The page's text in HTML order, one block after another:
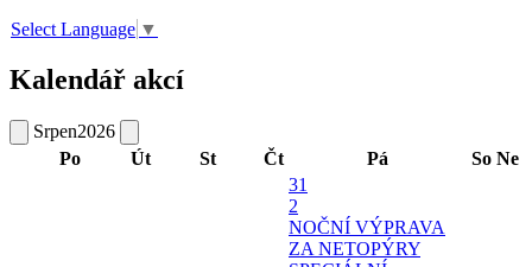
Select Language ▼
Kalendář akcí
Srpen2026
Po
Út St Čt Pá So Ne
31
2
NOČNÍ VÝPRAVA
ZA NETOPÝRY